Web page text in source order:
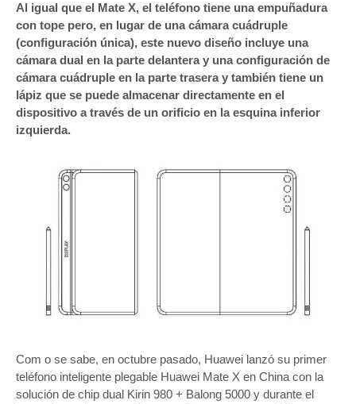
Al igual que el Mate X, el teléfono tiene una empuñadura
con tope pero, en lugar de una cámara cuádruple
(configuración única), este nuevo diseño incluye una
cámara dual en la parte delantera y una configuración de
cámara cuádruple en la parte trasera y también tiene un
lápiz que se puede almacenar directamente en el
dispositivo a través de un orificio en la esquina inferior
izquierda.
Com o se sabe, en octubre pasado, Huawei lanzó su primer
teléfono inteligente plegable Huawei Mate X en China con la
solución de chip dual Kirin 980 + Balong 5000 y durante el